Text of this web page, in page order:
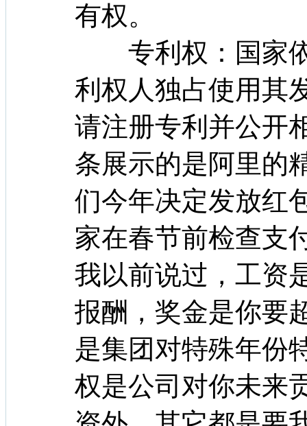
有权。
专利权：国家依
利权人独占使用其
请注册专利并公开
条展示的是阿里的
们今年决定发放红
家在春节前检查支
我以前说过，工资
报酬，奖金是你要
是集团对特殊年份
权是公司对你未来